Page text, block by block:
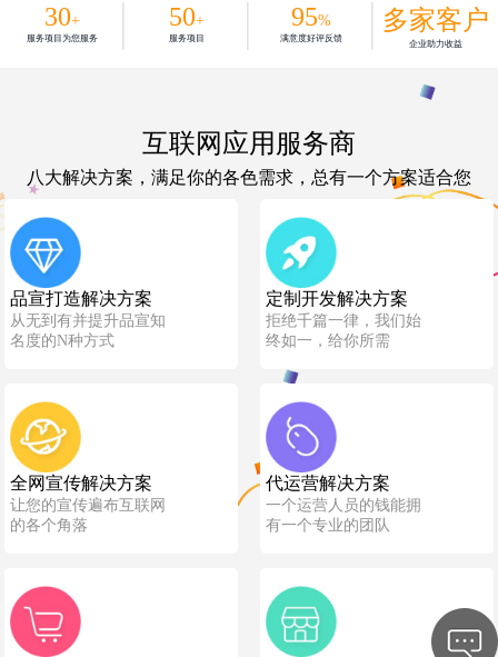
30+
服务项目为您服务
50+
服务项目
95%
满意度好评反馈
多家客户
企业助力收益
互联网应用服务商
八大解决方案，满足你的各色需求，总有一个方案适合您
品宣打造解决方案
从无到有并提升品宣知
名度的N种方式
定制开发解决方案
拒绝千篇一律，我们始
终如一，给你所需
全网宣传解决方案
让您的宣传遍布互联网
的各个角落
代运营解决方案
一个运营人员的钱能拥
有一个专业的团队